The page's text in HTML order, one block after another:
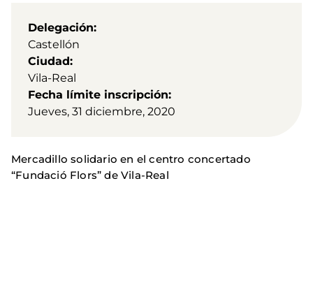
Delegación
Castellón
Ciudad
Vila-Real
Fecha límite inscripción
Jueves, 31 diciembre, 2020
Mercadillo solidario en el centro concertado
“Fundació Flors” de Vila-Real